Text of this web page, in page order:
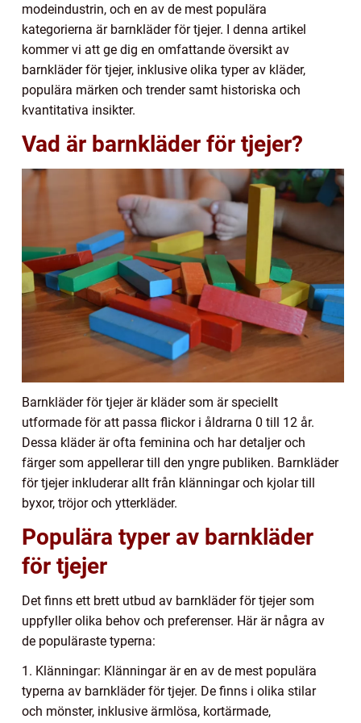
modeindustrin, och en av de mest populära
kategorierna är barnkläder för tjejer. I denna artikel
kommer vi att ge dig en omfattande översikt av
barnkläder för tjejer, inklusive olika typer av kläder,
populära märken och trender samt historiska och
kvantitativa insikter.
Vad är barnkläder för tjejer?
Barnkläder för tjejer är kläder som är speciellt
utformade för att passa flickor i åldrarna 0 till 12 år.
Dessa kläder är ofta feminina och har detaljer och
färger som appellerar till den yngre publiken. Barnkläder
för tjejer inkluderar allt från klänningar och kjolar till
byxor, tröjor och ytterkläder.
Populära typer av barnkläder
för tjejer
Det finns ett brett utbud av barnkläder för tjejer som
uppfyller olika behov och preferenser. Här är några av
de populäraste typerna:
1. Klänningar: Klänningar är en av de mest populära
typerna av barnkläder för tjejer. De finns i olika stilar
och mönster, inklusive ärmlösa, kortärmade,